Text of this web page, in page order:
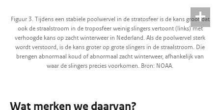
Figuur 3. Tijdens een stabiele poolwervel in de stratosfeer is de kans groot dat
ook de straalstroom in de troposfeer weinig slingers vertoont (links) met
verhoogde kans op zacht winterweer in Nederland. Als de poolwervel sterk
wordt verstoord, is de kans groter op grote slingers in de straalstroom. Die
brengen abnormaal koud of abnormaal zacht winterweer, afhankelijk van
waar de slingers precies voorkomen. Bron: NOAA.
Wat merken we daarvan?